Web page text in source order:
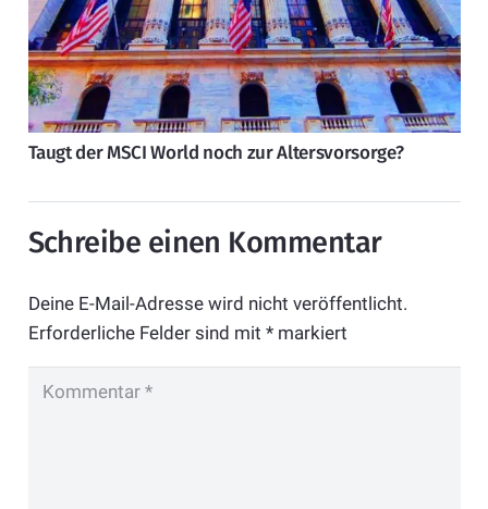
Taugt der MSCI World noch zur Altersvorsorge?
Schreibe einen Kommentar
Deine E-Mail-Adresse wird nicht veröffentlicht.
Erforderliche Felder sind mit *markiert